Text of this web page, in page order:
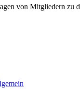
von Mitgliedern zu